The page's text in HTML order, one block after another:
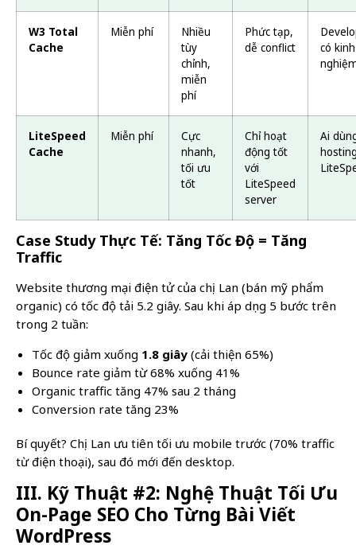
W3 Total
Cache
Miễn phí
Nhiều
tùy
chỉnh,
miễn
phí
Phức tạp,
dễ conflict
có kinh
LiteSpeed
Cache
Miễn phí
Cực
nhanh,
tối ưu
tốt
Chỉ hoạt
động tốt
với
LiteSpeed
server
Ai
Case Study Thực Tế: Tăng Tốc Độ = Tăng
Traffic
Website thương mại điện tử của chị Lan (bán mỹ phẩm
organic) có tốc độ tải 5.2 giây. Sau khi áp dụng 5 bước trên
trong 2 tuần:
Tốc độ giảm xuống 1.8 giây (cải thiện 65%)
Bounce rate giảm từ 68% xuống 41%
Organic traffic tăng 47% sau 2 tháng
Conversion rate tăng 23%
Bí quyết? Chị Lan ưu tiên tối ưu mobile trước (70% traffic
từ điện thoại), sau đó mới đến desktop.
III. Kỹ Thuật #2: Nghệ Thuật Tối Ưu
On-Page SEO Cho Từng Bài Viết
WordPress